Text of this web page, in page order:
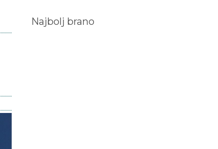
Najbolj brano